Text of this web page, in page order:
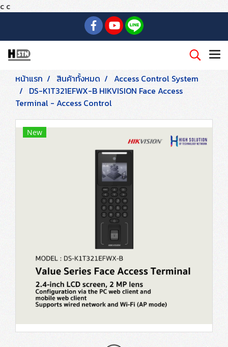
c c
หน้าแรก สินค้าทั้งหมด
Access Control System
DS-K1T321EFWX-B HIKVISION Face Access
Terminal - Access Control
New